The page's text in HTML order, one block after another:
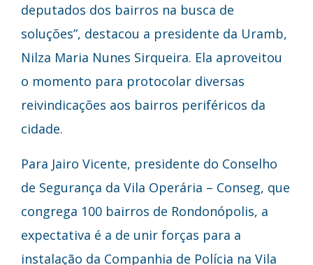
deputados dos bairros na busca de
soluções”, destacou a presidente da Uramb,
Nilza Maria Nunes Sirqueira. Ela aproveitou
o momento para protocolar diversas
reivindicações aos bairros periféricos da
cidade.
Para Jairo Vicente, presidente do Conselho
de Segurança da Vila Operária – Conseg, que
congrega 100 bairros de Rondonópolis, a
expectativa é a de unir forças para a
instalação da Companhia de Polícia na Vila